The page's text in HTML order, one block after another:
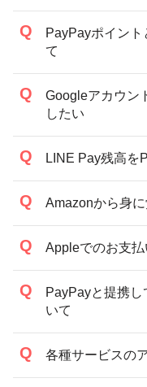
PayPayポイン
て
Googleアカウン
したい
LINE Pay残高を
Amazonから身
Appleでのお支払
PayPayと提携
いて
各種サービスの